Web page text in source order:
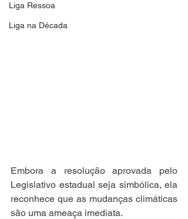
Liga Ressoa
Liga na Década
Embora a resolução aprovada pelo
Legislativo estadual seja simbólica, ela
reconhece que as mudanças climáticas
são uma ameaça imediata. ⠀